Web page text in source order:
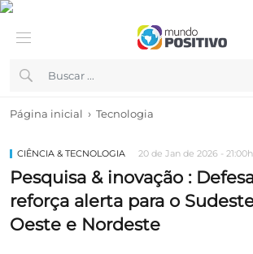
Página inicial › Tecnologia
CIÊNCIA & TECNOLOGIA 20 de Jan de 2026 - 21:00h
Pesquisa & inovação :
reforça alerta para o
Oeste e Nordeste